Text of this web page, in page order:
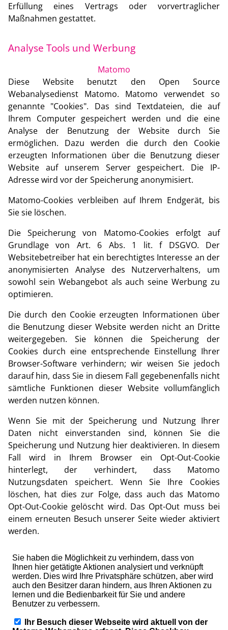
Erfüllung eines Vertrags oder vorvertraglicher
Maßnahmen gestattet.
Analyse Tools und Werbung
Matomo
Diese Website benutzt den Open Source
Webanalysedienst Matomo. Matomo verwendet so
genannte "Cookies". Das sind Textdateien, die auf
Ihrem Computer gespeichert werden und die eine
Analyse der Benutzung der Website durch Sie
ermöglichen. Dazu werden die durch den Cookie
erzeugten Informationen über die Benutzung dieser
Website auf unserem Server gespeichert. Die IP-
Adresse wird vor der Speicherung anonymisiert.
Matomo-Cookies verbleiben auf Ihrem Endgerät, bis
Sie sie löschen.
Die Speicherung von Matomo-Cookies erfolgt auf
Grundlage von Art. 6 Abs. 1 lit. f DSGVO. Der
Websitebetreiber hat ein berechtigtes Interesse an der
anonymisierten Analyse des Nutzerverhaltens, um
sowohl sein Webangebot als auch seine Werbung zu
optimieren.
Die durch den Cookie erzeugten Informationen über
die Benutzung dieser Website werden nicht an Dritte
weitergegeben. Sie können die Speicherung der
Cookies durch eine entsprechende Einstellung Ihrer
Browser-Software verhindern; wir weisen Sie jedoch
darauf hin, dass Sie in diesem Fall gegebenenfalls nicht
sämtliche Funktionen dieser Website vollumfänglich
werden nutzen können.
Wenn Sie mit der Speicherung und Nutzung Ihrer
Daten nicht einverstanden sind, können Sie die
Speicherung und Nutzung hier deaktivieren. In diesem
Fall wird in Ihrem Browser ein Opt-Out-Cookie
hinterlegt, der verhindert, dass Matomo
Nutzungsdaten speichert. Wenn Sie Ihre Cookies
löschen, hat dies zur Folge, dass auch das Matomo
Opt-Out-Cookie gelöscht wird. Das Opt-Out muss bei
einem erneuten Besuch unserer Seite wieder aktiviert
werden.